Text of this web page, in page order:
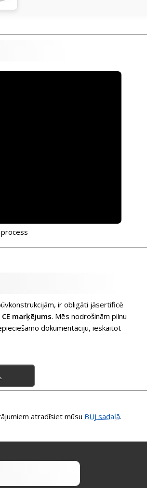
ir obligāti jāsertificē
CE marķējums. Mēs nodrošinām pilnu
dokumentāciju, ieskaitot
atradīsiet mūsu BUJ sadaļā.